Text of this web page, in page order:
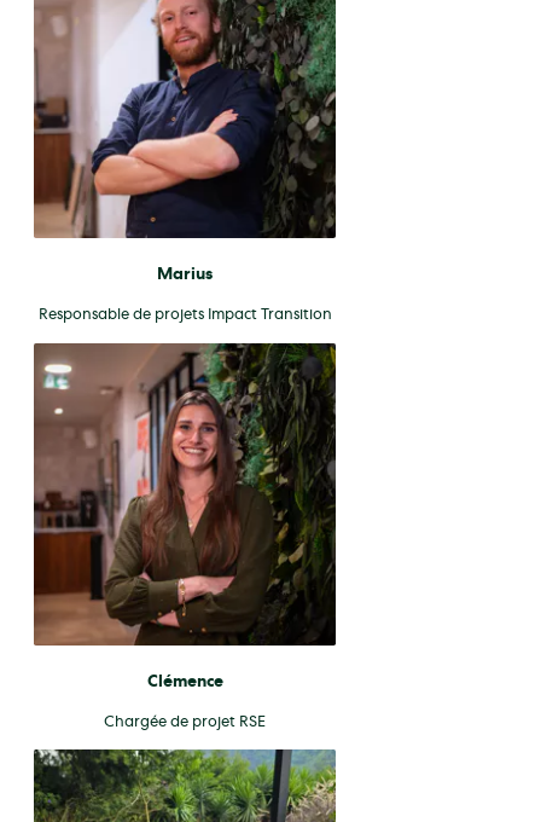
Marius
Responsable de projets Impact Transition
Clémence
Chargée de projet RSE